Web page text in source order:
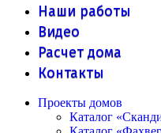
Наши работы
Видео
Расчет дома
Контакты
Проекты домов
Каталог